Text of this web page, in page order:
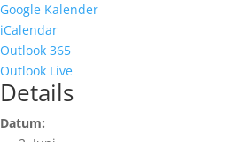
Google Kalender
iCalendar
Outlook 365
Outlook Live
Details
Datum: